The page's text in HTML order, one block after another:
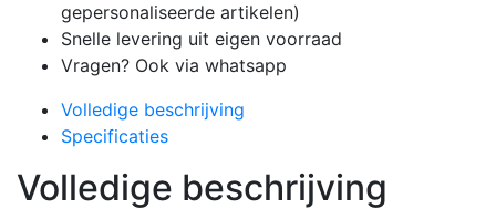
gepersonaliseerde artikelen)
Snelle levering uit eigen voorraad
Vragen? Ook via whatsapp
Volledige beschrijving
Specificaties
Volledige beschrijving